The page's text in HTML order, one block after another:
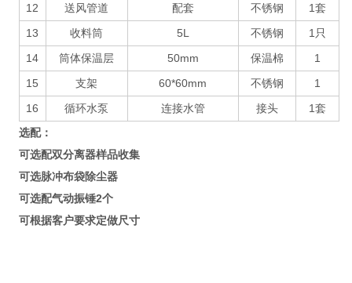
12 送风管道 配套 不锈钢
1套
13
收料筒 5L 不锈钢
1只
14
筒体保温层 50mm 保温棉
1
15
支架 60*60mm 不锈钢
1
16
循环水泵 连接水管 接头
1套
选配：
可选配双分离器样品收集
可选脉冲布袋除尘器
可选配气动振锤2个
可根据客户要求定做尺寸